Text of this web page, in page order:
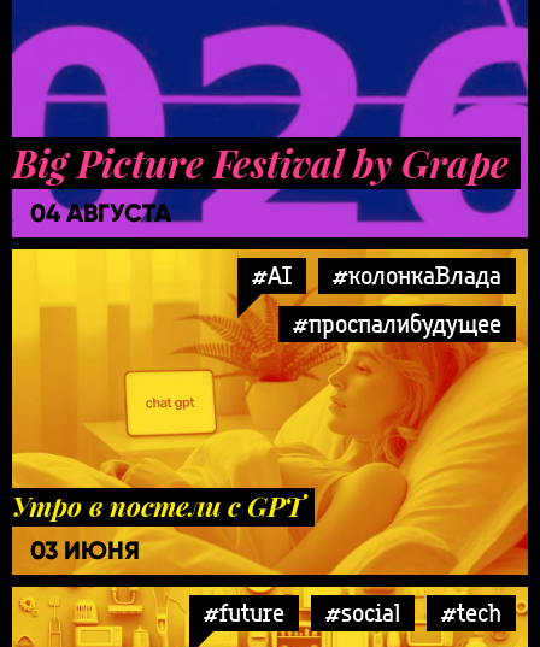
Big Picture Festival by Grape
04 АВГУСТА
#AI
#колонкаВлада
#проспалибудущее
Утро в постели с GPT
03 ИЮНЯ
#future #social #tech